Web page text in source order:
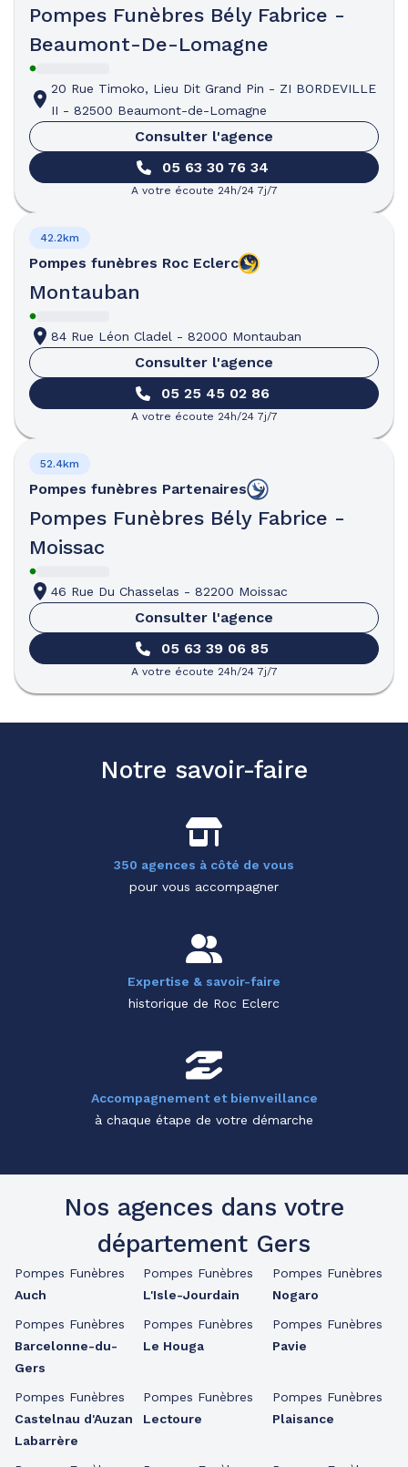
Pompes Funèbres Bély Fabrice -
Beaumont-De-Lomagne
20 Rue Timoko, Lieu Dit Grand Pin - ZI BORDEVILLE
II - 82500 Beaumont-de-Lomagne
Consulter l'agence
05 63 30 76 34
A votre écoute 24h/24 7j/7
Pompes funèbres Roc Eclerc
Montauban
42.2km
84 Rue Léon Cladel - 82000 Montauban
Consulter l'agence
05 25 45 02 86
A votre écoute 24h/24 7j/7
Pompes funèbres Partenaires
Pompes Funèbres Bély Fabrice -
Moissac
52.4km
46 Rue Du Chasselas - 82200 Moissac
Consulter l'agence
05 63 39 06 85
A votre écoute 24h/24 7j/7
Notre savoir-faire
350 agences à côté de vous
pour vous accompagner
Expertise & savoir-faire
historique de Roc Eclerc
Accompagnement et bienveillance
à chaque étape de votre démarche
Nos agences dans votre
département Gers
Pompes Funèbres
Auch
Pompes Funèbres
Barcelonne-du-
Gers
Pompes Funèbres
Castelnau d'Auzan
Labarrère
Pompes Funèbres
L'Isle-Jourdain
Pompes Funèbres
Le Houga
Pompes Funèbres
Lectoure
Pompes Funèbres
Nogaro
Pompes Funèbres
Pavie
Pompes Funèbres
Plaisance